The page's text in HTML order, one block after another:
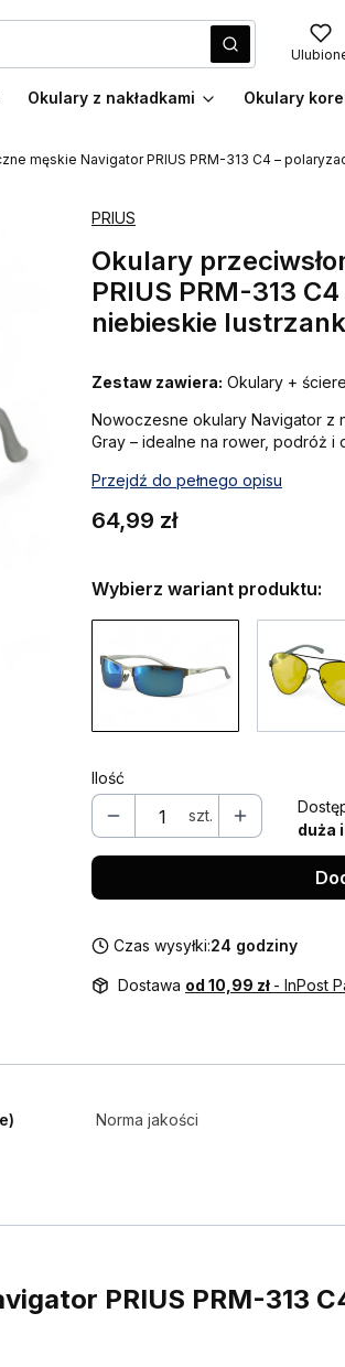
WyczyśćSzukaj
Okulary z nakładkami Okulary
męskie Navigator PRIUS PRM-313 C4 –
PRIUS
Okulary
PRIUS PRM-313
niebieskie
Zestaw zawiera: Okulary +
Nowoczesne okulary Navigator z
Gray – idealne na rower, podróż i
Przejdź do pełnego opisu
Cena
64,99 zł
Wybierz wariant produktu:
Ilość
szt.
duża
Czas wysyłki:24 godziny
Dostawa od 10,99 zł - InPost
Norma jakości
PRIUS PRM-313